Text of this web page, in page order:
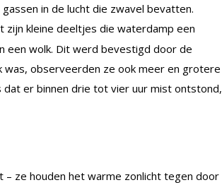
in de lucht die zwavel bevatten.
zijn kleine deeltjes die waterdamp een
een wolk. Dit werd bevestigd door de
was, observeerden ze ook meer en grotere
dat er binnen drie tot vier uur mist ontstond,
ze houden het warme zonlicht tegen door